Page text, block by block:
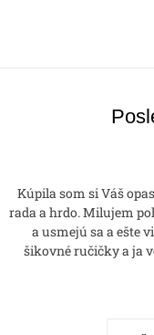
Kúpila som si Váš
rada a hrdo. Milujem
a usmejú sa a ešte
šikovné ručičky a ja